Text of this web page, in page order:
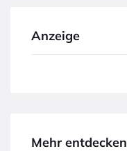
Anzeige
Mehr entdecken